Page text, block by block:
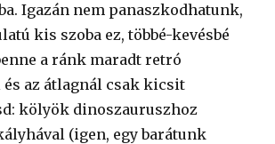
Igazán nem panaszkodhatunk,
kis szoba ez, többé-kevésbé
a ránk maradt retró
az átlagnál csak kicsit
kölyök dinoszauruszhoz
(igen, egy barátunk